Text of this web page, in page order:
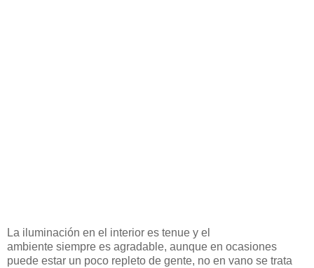
La iluminación en el interior es tenue y el
ambiente siempre es agradable, aunque en ocasiones
puede estar un poco repleto de gente, no en vano se trata